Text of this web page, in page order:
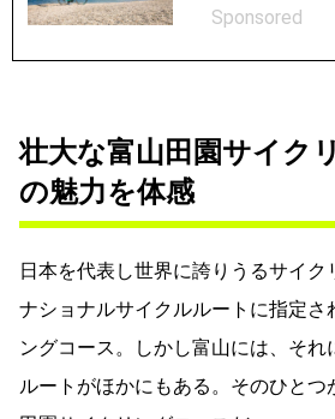
Sponsored
壮大な富山田園サイク
の魅力を体感
日本を代表し世界に誇りうるサイク
ナショナルサイクルルートに指定さ
ングコース。しかし富山には、それ
ルートがほかにもある。そのひとつ